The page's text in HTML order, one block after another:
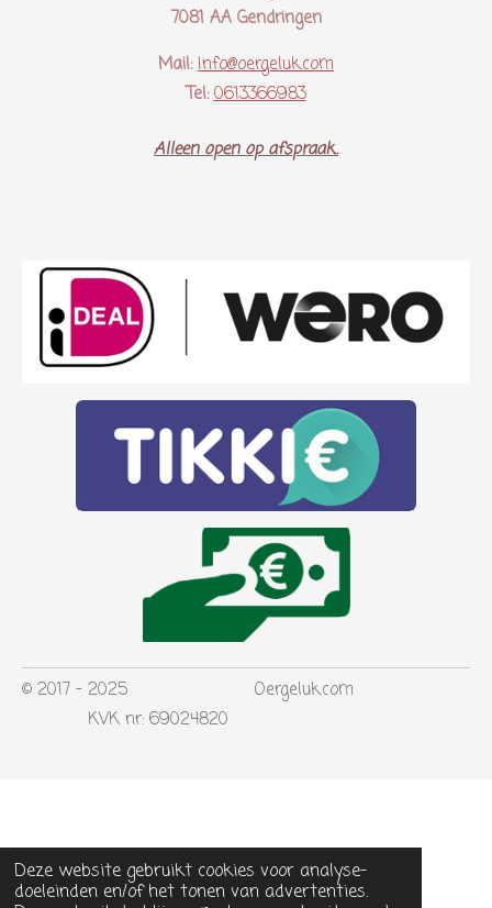
Deze website gebruikt cookies voor analyse-
doeleinden en/of het tonen van advertenties.
7081 AA Gendringen
Mail: Info@oergeluk.com
Tel: 0613366983
Alleen open op afspraak..
© 2017 - 2025 Oergeluk.com
KVK nr: 69024820